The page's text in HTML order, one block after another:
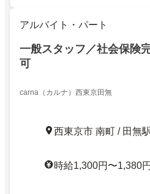
アルバイト・パート
一般スタッフ／社会保険
可
carna（カルナ）西東京田無
西東京市 南町 / 田無
時給1,300円〜1,380